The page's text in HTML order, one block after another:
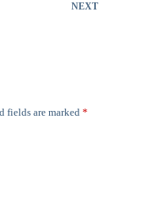
NEXT
fields are marked *